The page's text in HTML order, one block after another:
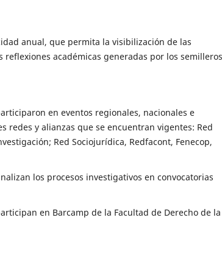
anual, que permita la visibilización de las
reflexiones académicas generadas por los
en eventos regionales, nacionales e
redes y alianzas que se encuentran vigentes: Red
Red Sociojurídica, Redfacont, Fenecop,
los procesos investigativos en convocatorias
en Barcamp de la Facultad de Derecho de la